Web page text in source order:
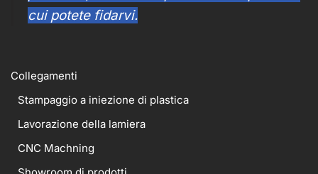
cui potete fidarvi.
Collegamenti
Stampaggio a iniezione di plastica
Lavorazione della lamiera
CNC Machning